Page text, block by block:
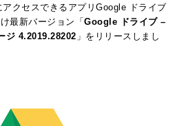
クセスできるアプリGoogle ドライブ
最新バージョン「Google ドライブ –
ジ 4.2019.28202 」をリリースしまし